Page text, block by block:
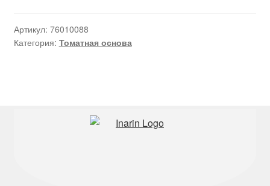
Артикул: 76010088
Категория: Томатная основа